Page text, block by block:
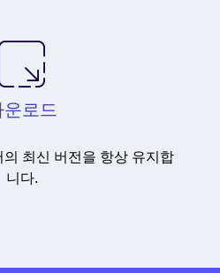
운로드
최신 버전을 항상 유지합
니다.